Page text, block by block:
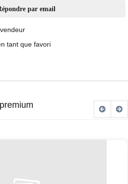
par email
tant que favori